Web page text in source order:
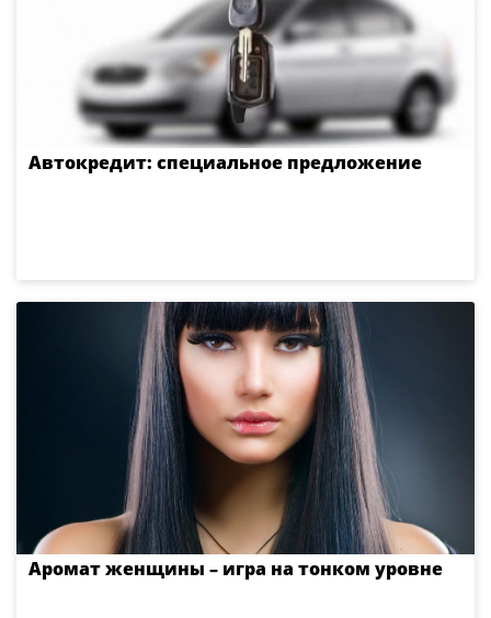
Автокредит: специальное предложение
Аромат женщины – игра на тонком уровне